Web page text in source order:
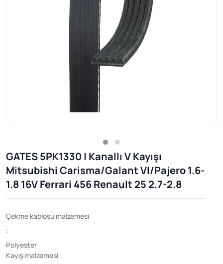
GATES 5PK1330 | Kanallı V Kayışı
Mitsubishi Carisma/Galant VI/Pajero 1.6-
1.8 16V Ferrari 456 Renault 25 2.7-2.8
Çekme kablosu malzemesi
:
Polyester
Kayış malzemesi